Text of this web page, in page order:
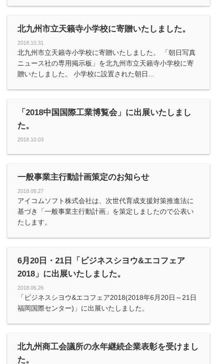
北九州市立天籟寺小学校に寄贈いたしました。
2018.10.31
北九州市立天籟寺小学校に寄贈いたしました。 「朝日写真
ニュース社の専用掲示板」を北九州市立天籟寺小学校に寄
贈いたしました。 小学校に設置された朝日...
「2018中国国際工業博覧会」に出展いたしまし
た。
2018.10.03
一般事業主行動計画策定のお知らせ
2018.08.27
アイコムソフト株式会社は、次世代育成支援対策推進法に
基づき「一般事業主行動計画」を策定しましたので公表い
たします。
6月20日・21日「ビジネスシヨウ&エコフェア
2018」に出展いたしました。
2018.06.26
「ビジネスシヨウ&エコフェア2018(2018年6月20日～21日
福岡国際センター)」に出展いたしました。
北九州商工会議所の永年継続企業表彰を受けまし
た。